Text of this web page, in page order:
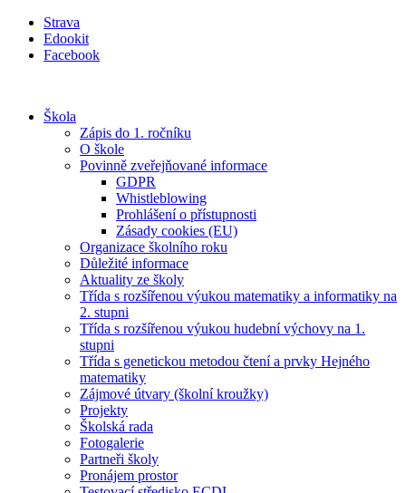
Přejít
obsahu
Strava
Edookit
Facebook
Škola
Zápis do 1. ročníku
O škole
Povinně zveřejňované informace
GDPR
Whistleblowing
Prohlášení o přístupnosti
Zásady cookies (EU)
Organizace školního roku
Důležité informace
Aktuality ze školy
Třída s rozšířenou výukou matematiky a informatiky na
2. stupni
Třída s rozšířenou výukou hudební výchovy na 1.
stupni
Třída s genetickou metodou čtení a prvky Hejného
matematiky
Zájmové útvary (školní kroužky)
Projekty
Školská rada
Fotogalerie
Partneři školy
Pronájem prostor